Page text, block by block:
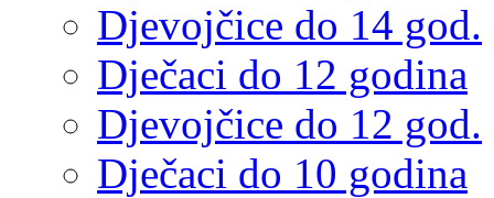
Djevojčice do 14 god.
Dječaci do 12 godina
Djevojčice do 12 god.
Dječaci do 10 godina